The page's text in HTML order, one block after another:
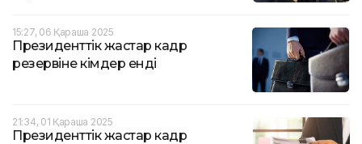
15:27, 06 Қараша 2025
Президенттік жастар кадр
резервіне кімдер енді
21:34, 01 Қараша 2025
Президенттік жастар кадр